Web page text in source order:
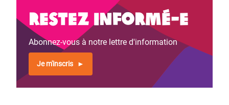
Restez informé-e
Abonnez-vous à notre lettre d'information
Je m'inscris